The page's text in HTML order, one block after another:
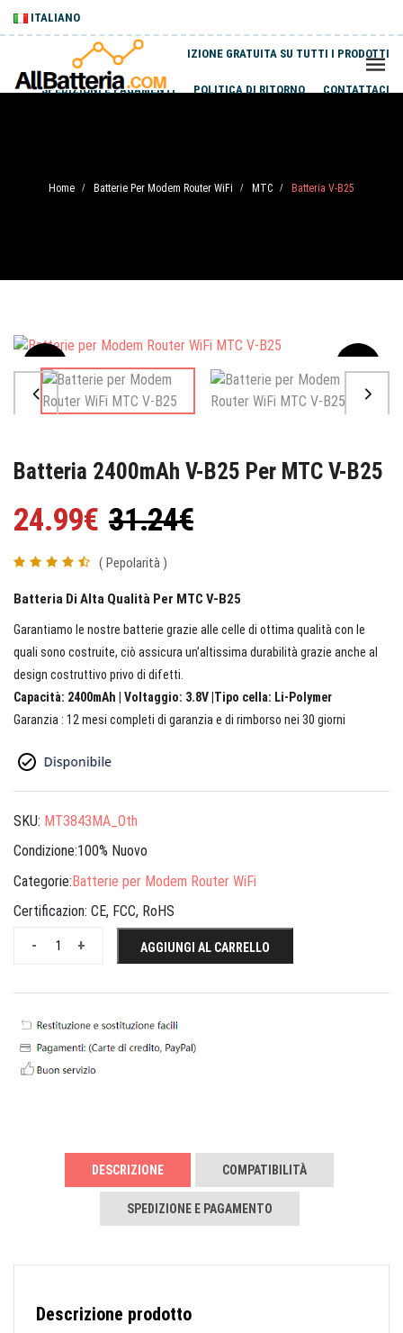
ITALIANO
SPEDIZIONE GRATUITA SU TUTTI I PRODOTTI
SPEDIZIONI E PAGAMENTI POLITICA DI RITORNO CONTATTACI
Home / Batterie Per Modem Router WiFi / MTC / Batteria V-B25
Sale
Batteria 2400mAh V-B25 Per MTC V-B25
24.99€ 31.24€
( Pepolarità )
Batteria Di Alta Qualità Per MTC V-B25
Garantiamo le nostre batterie grazie alle celle di ottima qualità con le
quali sono costruite, ciò assicura un’altissima durabilità grazie anche al
design costruttivo privo di difetti.
Capacità: 2400mAh | Voltaggio: 3.8V |Tipo cella: Li-Polymer
Garanzia : 12 mesi completi di garanzia e di rimborso nei 30 giorni
SKU: MT3843MA_Oth
Condizione:100% Nuovo
Categorie:Batterie per Modem Router WiFi
Certificazion: CE, FCC, RoHS
+
- AGGIUNGI AL CARRELLO
DESCRIZIONE COMPATIBILITÀ
SPEDIZIONE E PAGAMENTO
Descrizione prodotto